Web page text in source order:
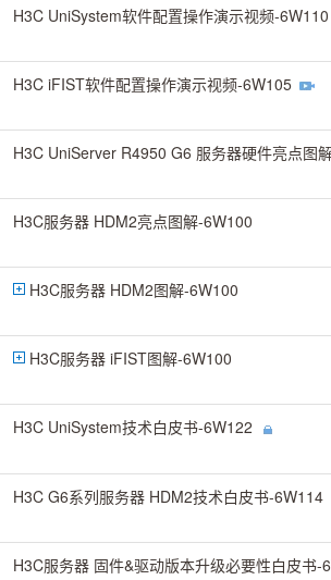
H3C UniSystem软件配置操作演示视频-6W110
H3C iFIST软件配置操作演示视频-6W105
H3C UniServer R4950 G6 服务器硬件亮点图
H3C服务器 HDM2亮点图解-6W100
H3C服务器 HDM2图解-6W100
H3C服务器 iFIST图解-6W100
H3C UniSystem技术白皮书-6W122
H3C G6系列服务器 HDM2技术白皮书-6W114
H3C服务器 固件&驱动版本升级必要性白皮书-